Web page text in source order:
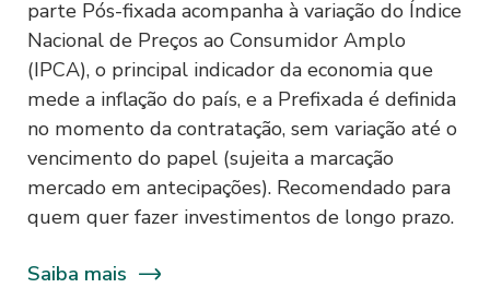
sobre os dados pessoais relacionadas ao:
- Acesso;
- Correção;
- Utilização, senhas e limitação de uso;
- Eliminação.
dúvidas ao Encarregado de Dados
parte Pós-fixada acompanha à variação do Índice
Nacional de Preços ao Consumidor Amplo
(IPCA), o principal indicador da economia que
mede a inflação do país, e a Prefixada é definida
no momento da contratação, sem variação até o
vencimento do papel (sujeita a marcação
mercado em antecipações). Recomendado para
quem quer fazer investimentos de longo prazo.
Saiba mais